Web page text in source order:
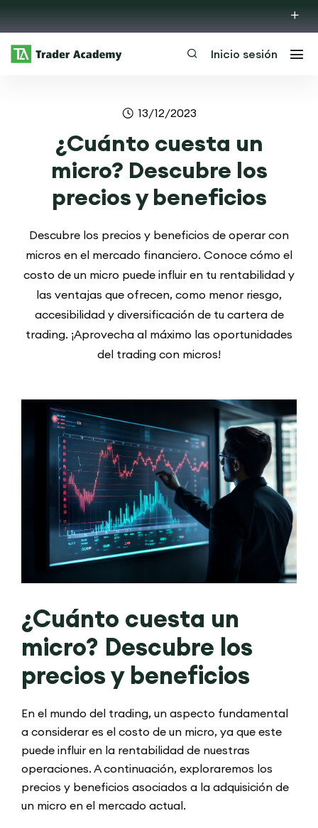
Inicio sesión
13/12/2023
¿Cuánto cuesta un
micro? Descubre los
precios y beneficios
Descubre los precios y beneficios de operar con
micros en el mercado financiero. Conoce cómo el
costo de un micro puede influir en tu rentabilidad y
las ventajas que ofrecen, como menor riesgo,
accesibilidad y diversificación de tu cartera de
trading. ¡Aprovecha al máximo las oportunidades
del trading con micros!
¿Cuánto cuesta un
micro? Descubre los
precios y beneficios
En el mundo del trading, un aspecto fundamental
a considerar es el costo de un micro, ya que este
puede influir en la rentabilidad de nuestras
operaciones. A continuación, exploraremos los
precios y beneficios asociados a la adquisición de
un micro en el mercado actual.